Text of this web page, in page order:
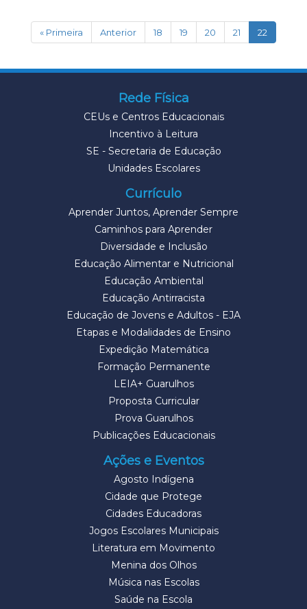
« Primeira Anterior 18 19 20 21 22
Rede Física
CEUs e Centros Educacionais
Incentivo à Leitura
SE - Secretaria de Educação
Unidades Escolares
Currículo
Aprender Juntos, Aprender Sempre
Caminhos para Aprender
Diversidade e Inclusão
Educação Alimentar e Nutricional
Educação Ambiental
Educação Antirracista
Educação de Jovens e Adultos - EJA
Etapas e Modalidades de Ensino
Expedição Matemática
Formação Permanente
LEIA+ Guarulhos
Proposta Curricular
Prova Guarulhos
Publicações Educacionais
Ações e Eventos
Agosto Indígena
Cidade que Protege
Cidades Educadoras
Jogos Escolares Municipais
Literatura em Movimento
Menina dos Olhos
Música nas Escolas
Saúde na Escola